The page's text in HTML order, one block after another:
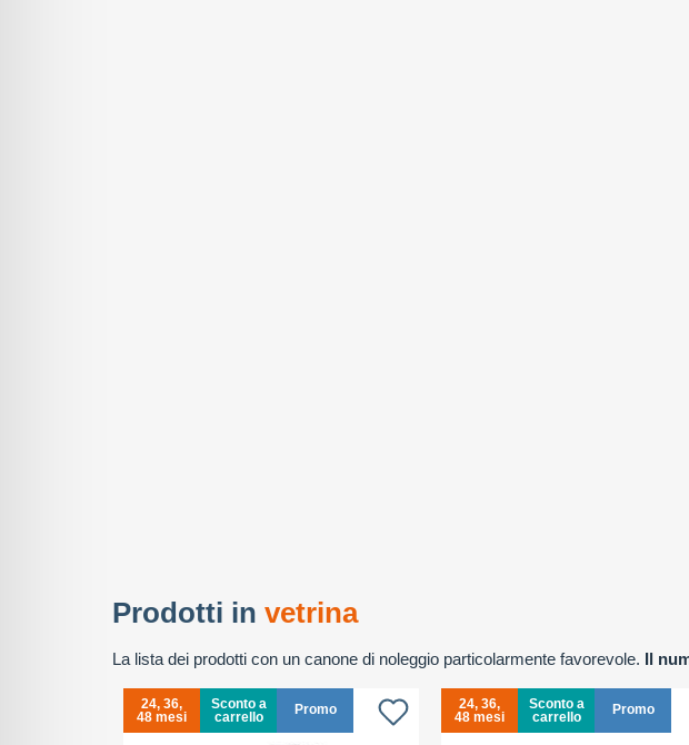
Prodotti in vetrina
La lista dei prodotti con un canone di noleggio particolarmente favorevole. Il
24, 36,
48 mesi
Sconto a
carrello
Promo
24, 36,
48 mesi
Sconto a
carrello
Promo